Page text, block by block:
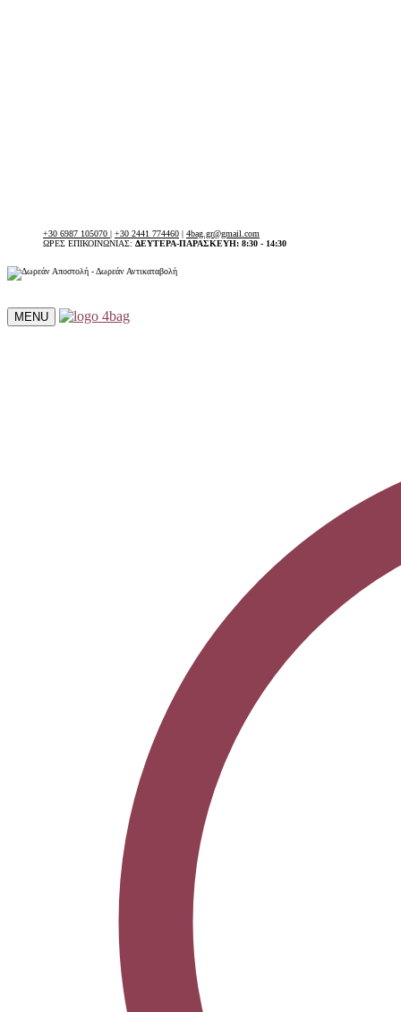
+30 6987 105070 | +30 2441 774460 | 4bag.gr@gmail.com
ΩΡΕΣ ΕΠΙΚΟΙΝΩΝΙΑΣ: ΔΕΥΤΕΡΑ-ΠΑΡΑΣΚΕΥΗ: 8:30 - 14:30
MENU